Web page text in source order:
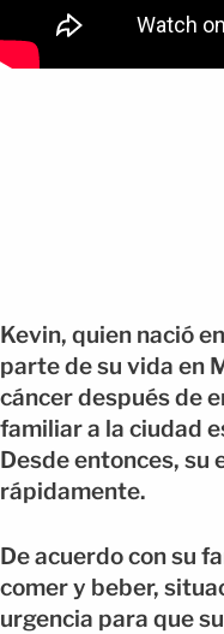
Kevin, quien nació
parte de su vida en
cáncer después de
familiar a la ciudad
Desde entonces, su
rápidamente.
De acuerdo con su
comer y beber,
urgencia para que